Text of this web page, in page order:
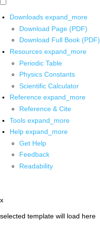
Downloads expand_more
Download Page (PDF)
Download Full Book (PDF)
Resources expand_more
Periodic Table
Physics Constants
Scientific Calculator
Reference expand_more
Reference & Cite
Tools expand_more
Help expand_more
Get Help
Feedback
Readability
x
selected template will load here